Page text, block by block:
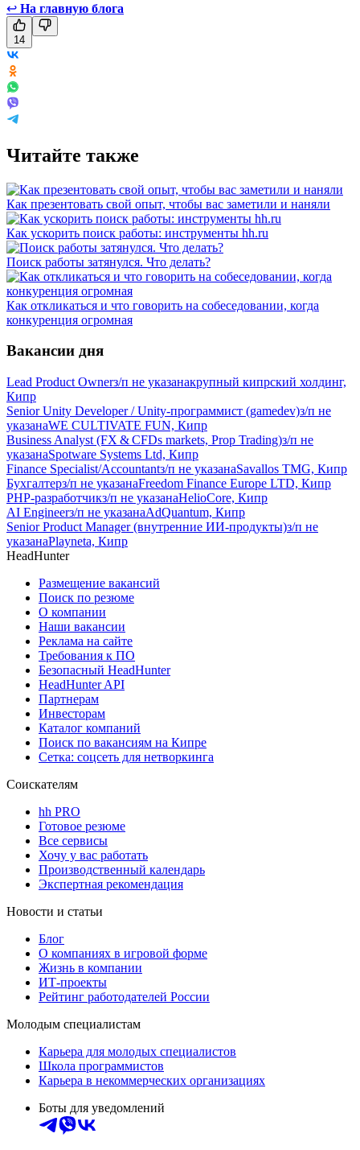
↩ На главную блога
14
Читайте также
Как презентовать свой опыт, чтобы вас заметили и наняли
Как ускорить поиск работы: инструменты hh.ru
Поиск работы затянулся. Что делать?
Как откликаться и что говорить на собеседовании, когда
конкуренция огромная
Вакансии дня
Lead Product Ownerз/п не указанакрупный кипрский холдинг,
Кипр
Senior Unity Developer / Unity-программист (gamedev)з/п не
указанаWE CULTIVATE FUN, Кипр
Business Analyst (FX & CFDs markets, Prop Trading)з/п не
указанаSpotware Systems Ltd, Кипр
Finance Specialist/Accountantз/п не указанаSavallos TMG, Кипр
Бухгалтерз/п не указанаFreedom Finance Europe LTD, Кипр
PHP-разработчикз/п не указанаHelioCore, Кипр
AI Engineerз/п не указанаAdQuantum, Кипр
Senior Product Manager (внутренние ИИ-продукты)з/п не
указанаPlayneta, Кипр
HeadHunter
Размещение вакансий
Поиск по резюме
О компании
Наши вакансии
Реклама на сайте
Требования к ПО
Безопасный HeadHunter
HeadHunter API
Партнерам
Инвесторам
Каталог компаний
Поиск по вакансиям на Кипре
Сетка: соцсеть для нетворкинга
Соискателям
hh PRO
Готовое резюме
Все сервисы
Хочу у вас работать
Производственный календарь
Экспертная рекомендация
Новости и статьи
Блог
О компаниях в игровой форме
Жизнь в компании
ИТ-проекты
Рейтинг работодателей России
Молодым специалистам
Карьера для молодых специалистов
Школа программистов
Карьера в некоммерческих организациях
Боты для уведомлений